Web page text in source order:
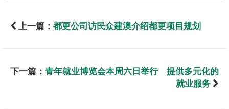
上一篇： 都更公司访民众建澳介绍都更项目规划
下一篇： 青年就业博览会本周六日举行 提供多元化的
就业服务